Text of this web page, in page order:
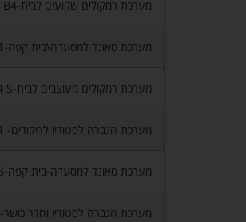
מערכת רמקולים שקועים לבית-Happy home B4
מערכת סאונד למסעדה\בית קפה-Fun music B1
מערכת רמקולים מעוצבים לבית-Happy home B4 S
מערכת הגברה לסטודיו לריקודים- Powerful energy B1
מערכת סאונד למסעדה-בית קפה-Fun music B-8
מערכת הגברה לסטודיו וחדר כושר- Powerful energy B3